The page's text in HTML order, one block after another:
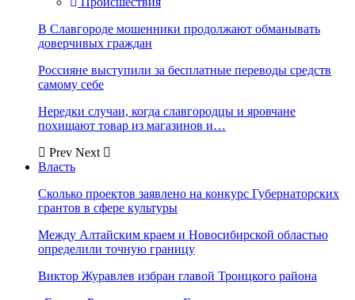
В Славгороде мошенники продолжают обманывать
доверчивых граждан
Россияне выступили за бесплатные переводы средств
самому себе
Нередки случаи, когда славгородцы и яровчане
похищают товар из магазинов и…
Prev Next
Власть
Сколько проектов заявлено на конкурс Губернаторских
грантов в сфере культуры
Между Алтайским краем и Новосибирской областью
определили точную границу
Виктор Журавлев избран главой Троицкого района